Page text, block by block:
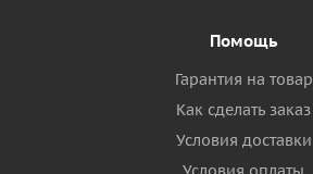
Помощь
Гарантия на товар
Как сделать заказ
Условия доставки